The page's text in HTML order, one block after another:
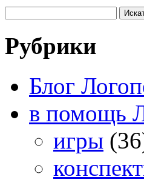
Рубрики
Блог
в помощь
игры